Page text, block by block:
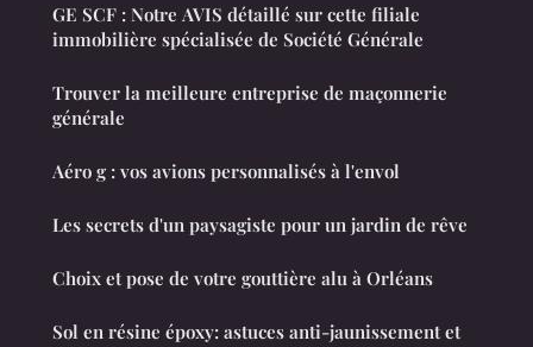
GE SCF : Notre AVIS détaillé sur cette filiale
immobilière spécialisée de Société Générale
Trouver la meilleure entreprise de maçonnerie
générale
Aéro g : vos avions personnalisés à l'envol
Les secrets d'un paysagiste pour un jardin de rêve
Choix et pose de votre gouttière alu à Orléans
Sol en résine époxy: astuces anti-jaunissement et